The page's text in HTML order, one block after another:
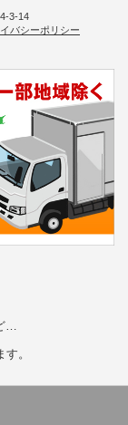
3-14
バシーポリシー
…
。